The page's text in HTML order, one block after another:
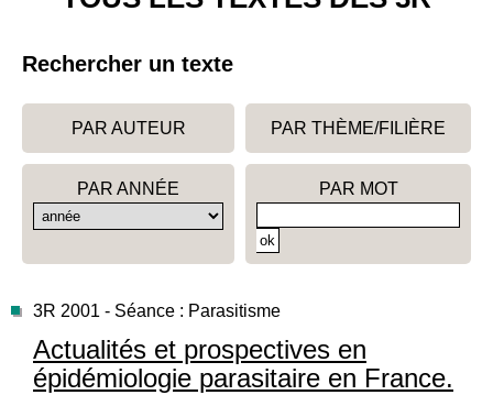
Rechercher un texte
PAR AUTEUR PAR THÈME/FILIÈRE
PAR ANNÉE PAR MOT
3R 2001 - Séance : Parasitisme
Actualités et prospectives en
épidémiologie parasitaire en France.